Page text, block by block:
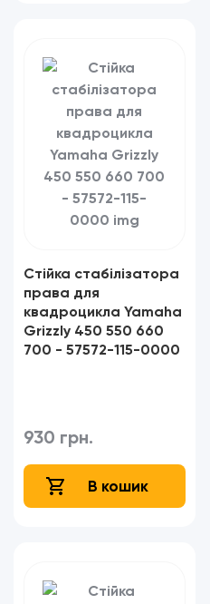
Стійка стабілізатора
права для
квадроцикла Yamaha
Grizzly 450 550 660
700 - 57572-115-0000
930 грн.
В кошик